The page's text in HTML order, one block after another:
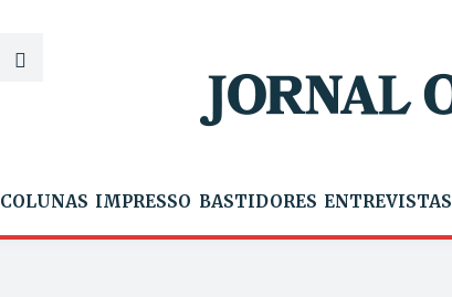
COLUNAS IMPRESSO BASTIDORES ENTREVISTAS